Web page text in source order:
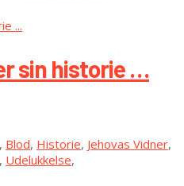
sin historie …
, Blod, Historie, Jehovas Vidner,
, Udelukkelse,